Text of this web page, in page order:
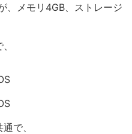
、メモリ4GB、ストレージ
で、